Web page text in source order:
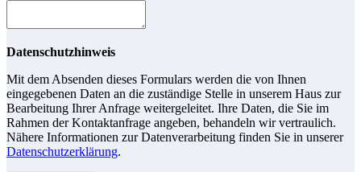
Datenschutzhinweis
Mit dem Absenden dieses Formulars werden die von Ihnen
eingegebenen Daten an die zuständige Stelle in unserem Haus zur
Bearbeitung Ihrer Anfrage weitergeleitet. Ihre Daten, die Sie im
Rahmen der Kontaktanfrage angeben, behandeln wir vertraulich.
Nähere Informationen zur Datenverarbeitung finden Sie in unserer
Datenschutzerklärung.